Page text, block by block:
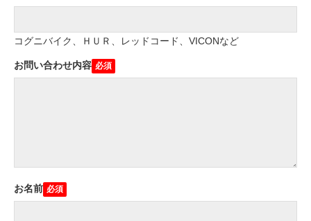
コグニバイク、ＨＵＲ、レッドコード、VICONなど
お問い合わせ内容
お名前